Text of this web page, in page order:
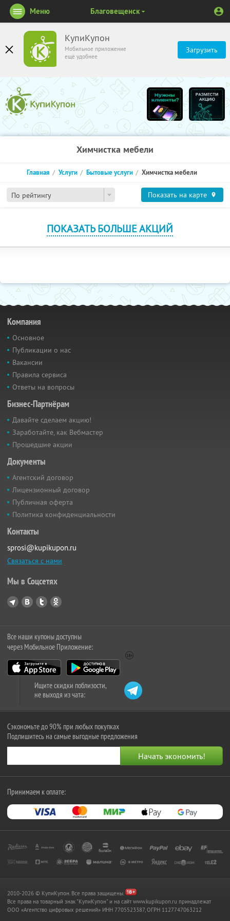
КупиКупон
Мобильное приложение
ещё удобнее
Загрузить
Меню Благовещенск
Химчистка мебели
По рейтингу
Главная Услуги Бытовые услуги Химчистка мебели
Показать на карте
ПОКАЗАТЬ БОЛЬШЕ АКЦИЙ
Компания
Основное
Публикации о нас
Вакансии
Правила сервиса
Ответы на вопросы
Бизнес-Партнёрам
Давайте сделаем акцию!
Заработайте, как Вебмастер
Прошедшие акции
Документы
Агентский договор
Лицензионный договор
Публичная оферта
Политика конфиденциальности
Контакты
sprosi@kupikupon.ru
Связаться с нами
Мы в Соцсетях
Все наши купоны доступны
через Мобильное Приложение:
Ищите скидки поблизости,
не выходя из чата:
Сэкономьте до 90% при любых покупках
Подпишитесь на самые выгодные предложения
Принимаем к оплате:
2010-2026 © КупиКупон. Все права защищены.
Все права на товарный знак "КупиКупон" и на сайт www.kupikupon.ru принадлежат
OOO «Агентство цифровых решений» ИНН 7705523387, ОГРН 1127747063212